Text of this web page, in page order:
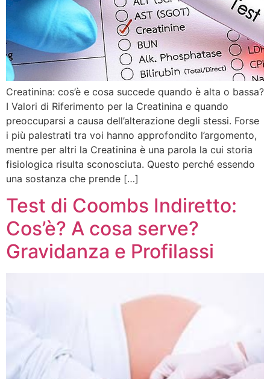
Creatinina: cos’è e cosa succede quando è alta o bassa?
I Valori di Riferimento per la Creatinina e quando
preoccuparsi a causa dell’alterazione degli stessi. Forse
i più palestrati tra voi hanno approfondito l’argomento,
mentre per altri la Creatinina è una parola la cui storia
fisiologica risulta sconosciuta. Questo perché essendo
una sostanza che prende […]
Test di Coombs Indiretto:
Cos’è? A cosa serve?
Gravidanza e Profilassi